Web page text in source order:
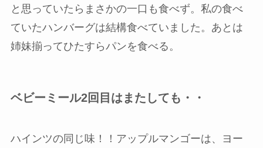
と思っていたらまさかの一口も食べず。私の食べ
ていたハンバーグは結構食べていました。あとは
姉妹揃ってひたすらパンを食べる。
ベビーミール2回目はまたしても・・
ハインツの同じ味！！アップルマンゴーは、ヨー